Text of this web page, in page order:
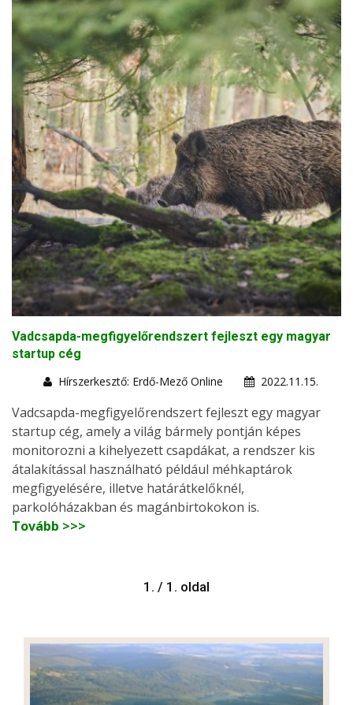
Vadcsapda-megfigyelőrendszert fejleszt egy magyar
startup cég
Hírszerkesztő: Erdő-Mező Online
2022.11.15.
Vadcsapda-megfigyelőrendszert fejleszt egy magyar
startup cég, amely a világ bármely pontján képes
monitorozni a kihelyezett csapdákat, a rendszer kis
átalakítással használható például méhkaptárok
megfigyelésére, illetve határátkelőknél,
parkolóházakban és magánbirtokokon is.
Tovább >>>
1. / 1. oldal